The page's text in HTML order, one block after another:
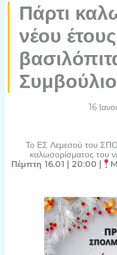
Πάρτι
νέου
16
Το ΕΣ Λεμεσού του
καλωσορίσματος του
Πέμπτη 16.01 | 20:00 |